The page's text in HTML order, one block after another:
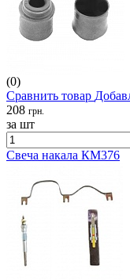
(0)
Сравнить товар
208 грн.
за шт
Свеча накала КМ376